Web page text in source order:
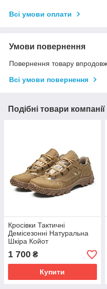
Всі умови оплати
Умови повернення
Повернення товару
Всі умови повернення
Подібні товари компанії
Кросівки Тактичні
Демісезонні Натуральна
Шкіра Койот
1 700 ₴
Купити